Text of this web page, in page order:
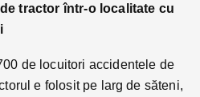
tractor într-o localitate cu
de locuitori accidentele de
e folosit pe larg de săteni,